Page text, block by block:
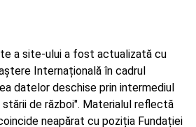
a site-ului a fost actualizată cu
Internațională în cadrul
datelor deschise prin intermediul
de război". Materialul reflectă
neapărat cu poziția Fundației